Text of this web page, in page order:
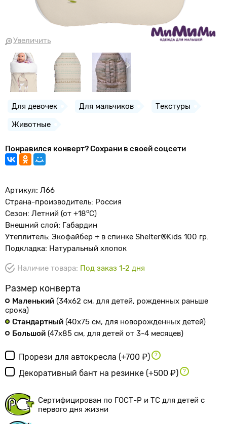
Увеличить
Для девочек Для мальчиков
Текстуры
Животные
Понравился конверт? Сохрани в своей соцсети
Артикул: Л66
Страна-производитель: Россия
Сезон: Летний (от +18оС)
Внешний слой: Габардин
Утеплитель: Экофайбер + в спинке Shelter®Kids 100 гр.
Подкладка: Натуральный хлопок
Наличие товара: Под заказ 1-2 дня
Размер конверта
Маленький (34х62 см, для детей, рожденных раньше
срока)
Стандартный (40х75 см, для новорожденных детей)
Большой (47х85 см, для детей от 3-4 месяцев)
Прорези для автокресла (+700 ₽)
Декоративный бант на резинке (+500 ₽)
Сертифицирован по ГОСТ-Р и ТС для детей с
первого дня жизни